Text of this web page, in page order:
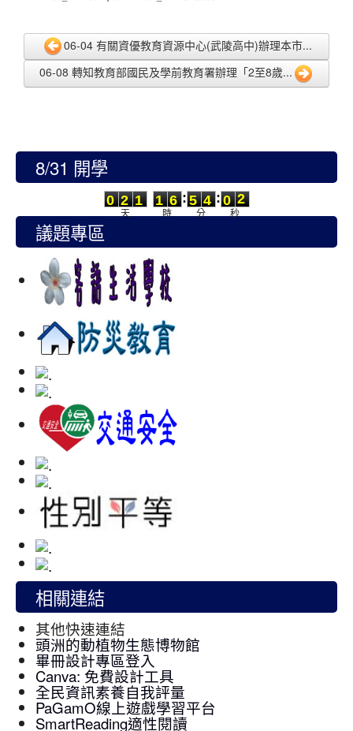
06-04 有關資優教育資源中心(武陵高中)辦理本市...
06-08 轉知教育部國民及學前教育署辦理「2至8歲...
8/31 開學
0
0
2
2
1
1
天
1
1
6
6
時
:
5
5
4
4
分
:
0
0
2
2
秒
議題專區
相關連結
其他快速連結
頭洲的動植物生態博物館
畢冊設計專區登入
Canva: 免費設計工具
全民資訊素養自我評量
PaGamO線上遊戲學習平台
SmartReading適性閱讀